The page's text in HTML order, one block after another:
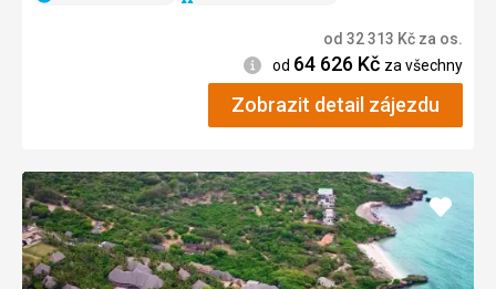
od 32 313 Kč za os.
Informace
od 64 626 Kč za všechny
Zobrazit detail zájezdu
Přidat